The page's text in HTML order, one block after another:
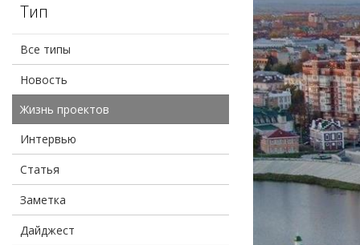
Тип
Все типы
Новость
Жизнь проектов
Интервью
Статья
Заметка
Дайджест